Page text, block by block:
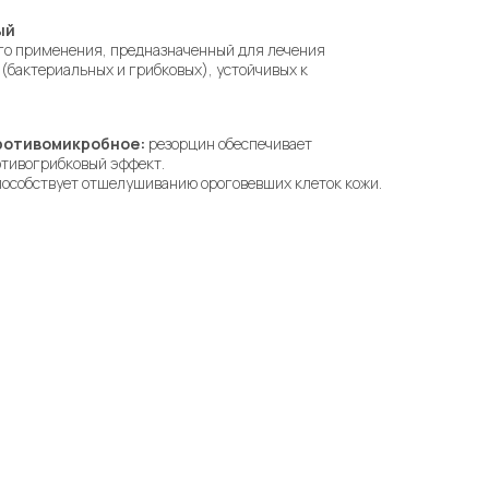
применения, предназначенный для лечения
и грибковых), устойчивых к
резорцин обеспечивает
эффект.
отшелушиванию ороговевших клеток кожи.